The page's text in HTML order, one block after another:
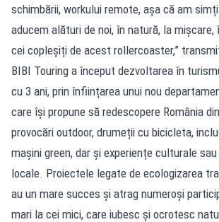
schimbării, workului remote, așa că am
aducem alături de noi, în natură, la
cei copleșiți de acest rollercoaster,”
BIBI Touring a început dezvoltarea în
cu 3 ani, prin înființarea unui nou
care își propune să redescopere România
provocări outdoor, drumeții cu bicicleta,
mașini green, dar și experiențe culturale
locale. Proiectele legate de ecologizarea
au un mare succes și atrag numeroși
mari la cei mici, care iubesc și ocrotesc